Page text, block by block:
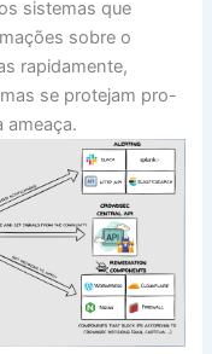
sistemas que
sobre o
rapidamente,
se protejam pro-
ameaça.